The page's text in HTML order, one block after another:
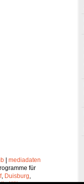
| mediadaten
für
, Duisburg,